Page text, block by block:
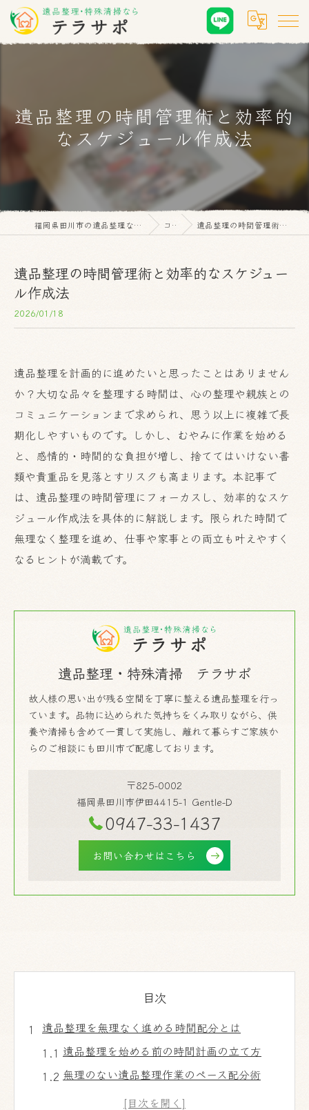
遺品整理の時間管理術と効率的
なスケジュール作成法
福岡県田川市の遺品整理なら遺品整理・特殊清掃 テラサポ コラム 遺品整理の時間管理術と効率的なスケジュール作成法
遺品整理の時間管理術と効率的なスケジュー
ル作成法
2026/01/18
遺品整理を計画的に進めたいと思ったことはありません
か？大切な品々を整理する時間は、心の整理や親族との
コミュニケーションまで求められ、思う以上に複雑で長
期化しやすいものです。しかし、むやみに作業を始める
と、感情的・時間的な負担が増し、捨ててはいけない書
類や貴重品を見落とすリスクも高まります。本記事で
は、遺品整理の時間管理にフォーカスし、効率的なスケ
ジュール作成法を具体的に解説します。限られた時間で
無理なく整理を進め、仕事や家事との両立も叶えやすく
なるヒントが満載です。
遺品整理・特殊清掃 テラサポ
故人様の思い出が残る空間を丁寧に整える遺品整理を行っ
ています。品物に込められた気持ちをくみ取りながら、供
養や清掃も含めて一貫して実施し、離れて暮らすご家族か
らのご相談にも田川市で配慮しております。
〒825-0002
福岡県田川市伊田4415-1 Gentle-D
0947-33-1437
お問い合わせはこちら
目次
遺品整理を無理なく進める時間配分とは
遺品整理を始める前の時間計画の立て方
無理のない遺品整理作業のペース配分術
遺品整理の所要時間と作業負担の関係